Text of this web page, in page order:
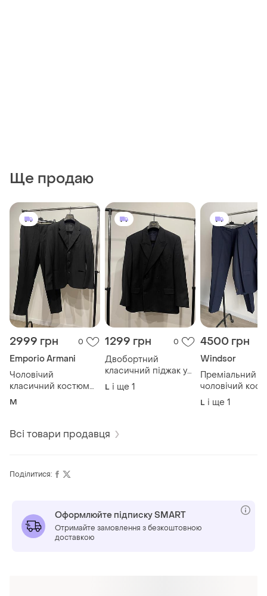
Ще продаю
2999 грн 0
Emporio Armani
Чоловічий
класичний костюм
emporio armani
M
1299 грн 0
Двобортний
класичний піджак у
тонку смужку
вінтажних xl
L і ще 1
4500 грн
Windsor
Преміальний
чоловічий
windsor (100%
vitale barberis
L і ще 1
Всі товари продавця
Поділитися:
Оформлюйте підписку SMART
Отримайте замовлення з безкоштовною
доставкою